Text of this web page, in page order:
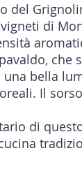
del
di
che
bella
Il
di